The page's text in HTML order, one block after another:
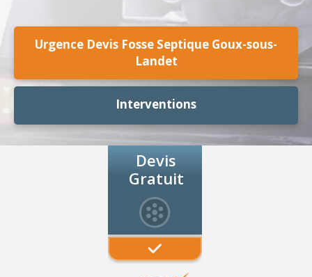
Urgence Devis Fosse Septique Goux-sous-
Landet
Interventions
Devis
Gratuit